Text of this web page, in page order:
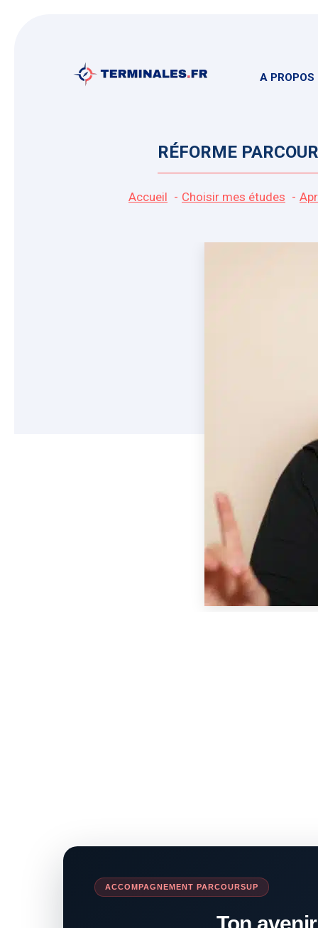
A PROPOS
RÉFORME
Accueil Choisir mes études
ACCOMPAGNEMENT PARCOURSUP
Ton